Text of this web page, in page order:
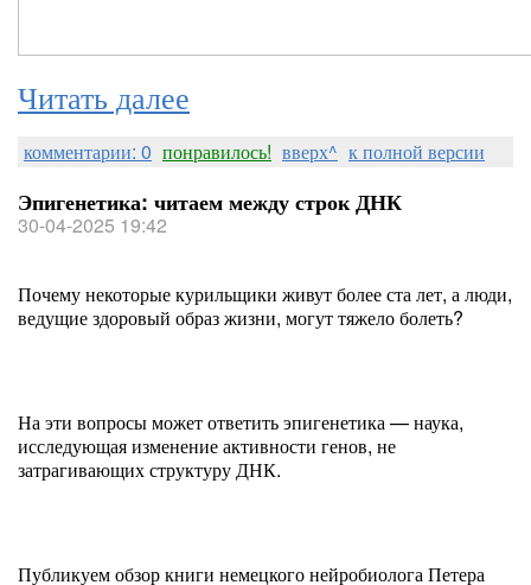
Читать далее
комментарии: 0 понравилось! вверх^ к полной версии
Эпигенетика: читаем между строк ДНК
30-04-2025 19:42
Почему некоторые курильщики живут более ста лет, а люди,
ведущие здоровый образ жизни, могут тяжело болеть?
На эти вопросы может ответить эпигенетика — наука,
исследующая изменение активности генов, не
затрагивающих структуру ДНК.
Публикуем обзор книги немецкого нейробиолога Петера